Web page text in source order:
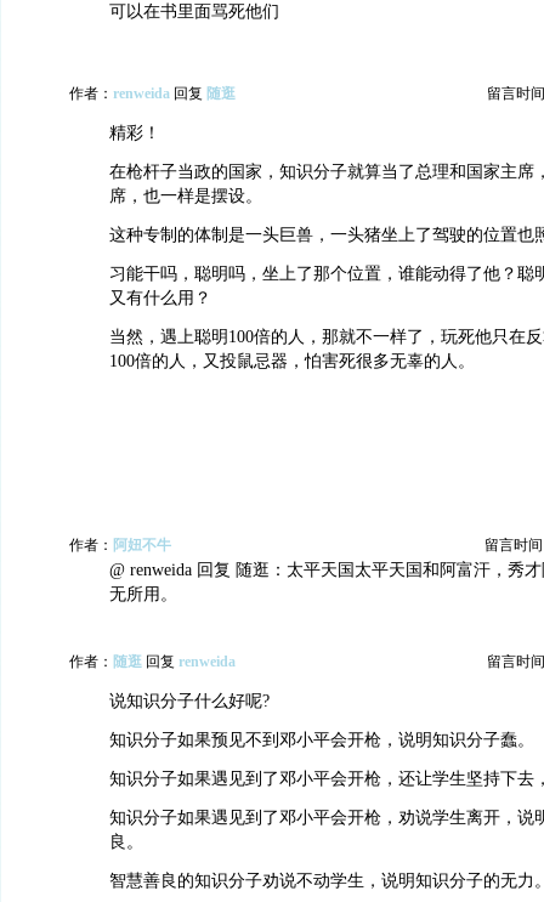
可以在书里面骂死他们
作者： renweida 回复 随逛 留言时
精彩！
在枪杆子当政的国家，知识分子就算当了总理和国家主席
席，也一样是摆设。
这种专制的体制是一头巨兽，一头猪坐上了驾驶的位置也
习能干吗，聪明吗，坐上了那个位置，谁能动得了他？聪
又有什么用？
当然，遇上聪明100倍的人，那就不一样了，玩死他只在
100倍的人，又投鼠忌器，怕害死很多无辜的人。
作者： 阿妞不牛 留言时间
@ renweida 回复 随逛：太平天国太平天国和阿富汗，秀
无所用。
作者： 随逛 回复 renweida 留言时
说知识分子什么好呢?
知识分子如果预见不到邓小平会开枪，说明知识分子蠢。
知识分子如果遇见到了邓小平会开枪，还让学生坚持下去
知识分子如果遇见到了邓小平会开枪，劝说学生离开，说
良。
智慧善良的知识分子劝说不动学生，说明知识分子的无力